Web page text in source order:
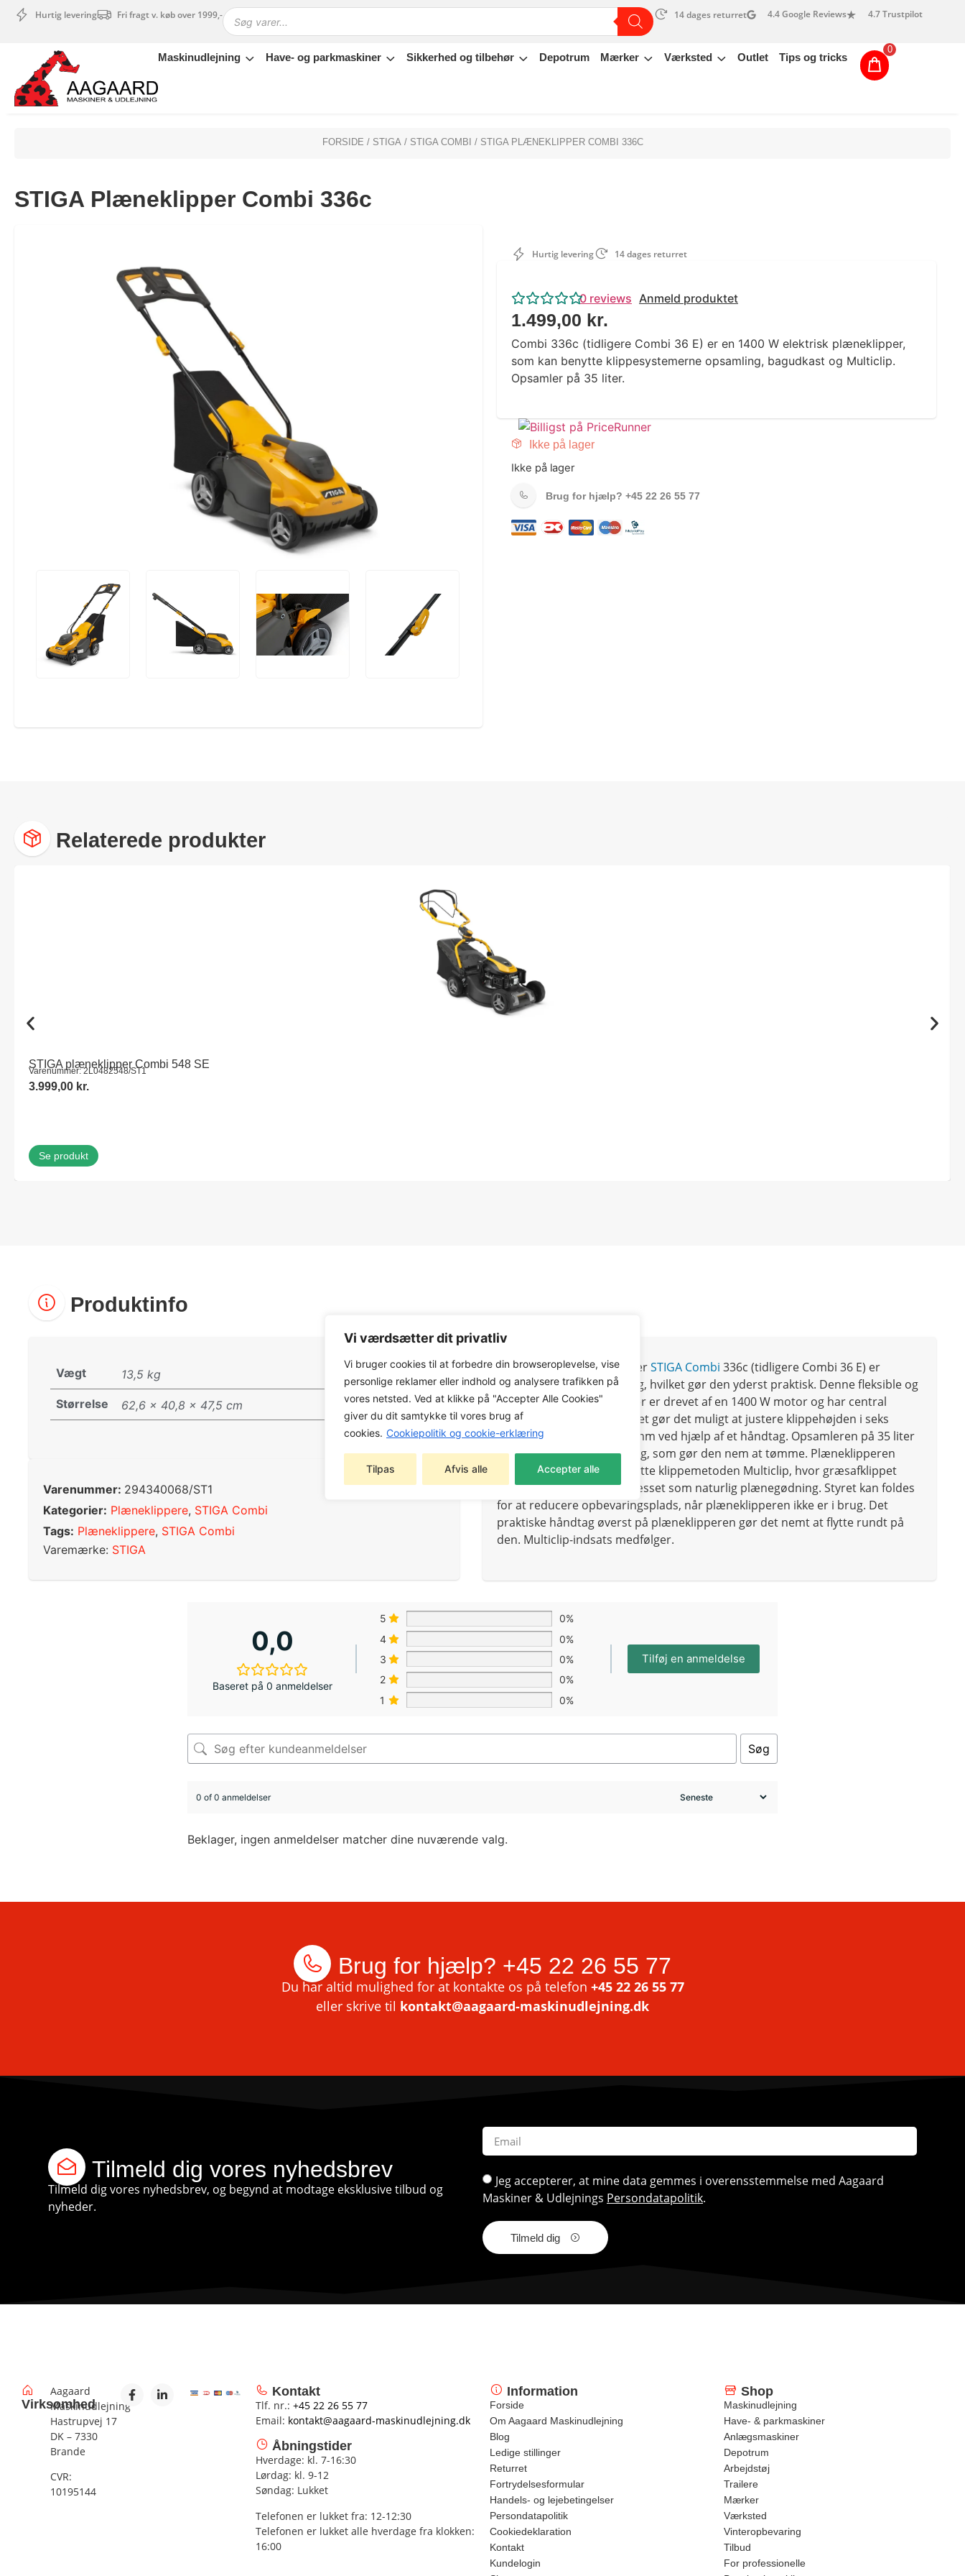
Vi værdsætter dit privatliv
Vi bruger cookies til at forbedre din browseroplevelse, vise
personlige reklamer eller indhold og analysere trafikken på
vores netsted. Ved at klikke på "Accepter Alle Cookies"
giver du dit samtykke til vores brug af
cookies. Cookiepolitik og cookie-erklæring
Tilpas Afvis alle Accepter alle
Hurtig levering Fri fragt v. køb over 1999,- 14 dages returret 4.4 Google Reviews 4.7 Trustpilot
Maskinudlejning Have- og parkmaskiner Sikkerhed og tilbehør Depotrum Mærker Værksted Outlet Tips og tricks
0
Maskinudlejning
Have- og parkmaskiner
Sikkerhed og tilbehør
Outlet
FORSIDE / STIGA/ STIGA COMBI / STIGA PLÆNEKLIPPER COMBI 336C
STIGA Plæneklipper Combi 336c
Hurtig levering 14 dages returret
0 reviews Anmeld produktet
1.499,00 kr.
Combi 336c (tidligere Combi 36 E) er en 1400 W elektrisk plæneklipper,
som kan benytte klippesystemerne opsamling, bagudkast og Multiclip.
Opsamler på 35 liter.
Ikke på lager
Ikke på lager
Brug for hjælp? +45 22 26 55 77
Relaterede produkter
STIGA plæneklipper Combi 548 SE
Varenummer: 2L0482548/ST1
3.999,00 kr.
Se produkt
Produktinfo
Vægt 13,5 kg
Størrelse 62,6 × 40,8 × 47,5 cm
Varenummer: 294340068/ST1
Kategorier: Plæneklippere, STIGA Combi
Tags: Plæneklippere, STIGA Combi
Varemærke: STIGA
Den elektriske plæneklipperSTIGA Combi 336c (tidligere Combi 36 E) er
kompakt og vejer kun 11 kg, hvilket gør den yderst praktisk. Denne fleksible og
brugervenlige plæneklipper er drevet af en 1400 W motor og har central
klippehøjdejustering, hvilket gør det muligt at justere klippehøjden i seks
niveauer fra 25 mm til 75 mm ved hjælp af et håndtag. Opsamleren på 35 liter
har et vindue og et håndtag, som gør den nem at tømme. Plæneklipperen
Combi 336c kan også benytte klippemetoden Multiclip, hvor græsafklippet
findeles og spredes på græsset som naturlig plænegødning. Styret kan foldes
for at reducere opbevaringsplads, når plæneklipperen ikke er i brug. Det
praktiske håndtag øverst på plæneklipperen gør det nemt at flytte rundt på
den. Multiclip-indsats medfølger.
0,0
Baseret på 0 anmeldelser
5
0%
4
0%
3
0%
2
0%
1
0%
Tilføj en anmeldelse
Søg
0 of 0 anmeldelser
Beklager, ingen anmeldelser matcher dine nuværende valg.
Brug for hjælp? +45 22 26 55 77
Du har altid mulighed for at kontakte os på telefon +45 22 26 55 77
eller skrive til kontakt@aagaard-maskinudlejning.dk
Tilmeld dig vores nyhedsbrev
Tilmeld dig vores nyhedsbrev, og begynd at modtage eksklusive tilbud og
nyheder.
Jeg accepterer, at mine data gemmes i overensstemmelse med Aagaard
Maskiner & Udlejnings Persondatapolitik.
Tilmeld dig
Virksomhed
Aagaard
Maskinudlejning
Hastrupvej 17
DK – 7330
Brande
CVR:
10195144
Kontakt
Tlf. nr.: +45 22 26 55 77
Email: kontakt@aagaard-maskinudlejning.dk
Åbningstider
Hverdage: kl. 7-16:30
Lørdag: kl. 9-12
Søndag: Lukket
Telefonen er lukket fra: 12-12:30
Telefonen er lukket alle hverdage fra klokken:
16:00
Information
Forside
Om Aagaard Maskinudlejning
Blog
Ledige stillinger
Returret
Fortrydelsesformular
Handels- og lejebetingelser
Persondatapolitik
Cookiedeklaration
Kontakt
Kundelogin
Shop
Maskinudlejning
Have- & parkmaskiner
Anlægsmaskiner
Depotrum
Arbejdstøj
Trailere
Mærker
Værksted
Vinteropbevaring
Tilbud
For professionelle